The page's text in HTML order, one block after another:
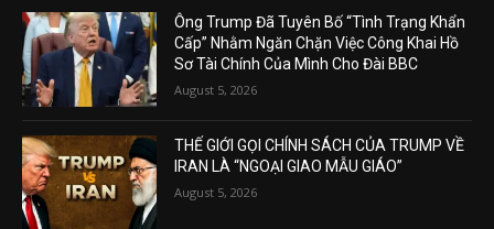
Ông Trump Đã Tuyên Bố “Tình Trạng Khẩn
Cấp” Nhằm Ngăn Chặn Việc Công Khai Hồ
Sơ Tài Chính Của Mình Cho Đài BBC
August 5, 2026
THẾ GIỚI GỌI CHÍNH SÁCH CỦA TRUMP VỀ
IRAN LÀ “NGOẠI GIAO MẪU GIÁO”
August 5, 2026